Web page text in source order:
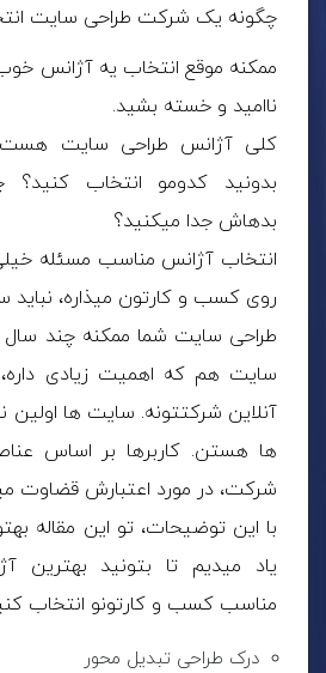
چگونه یک شرکت طراحی سایت
ممکنه موقع انتخاب یه آژانس
ناامید و خسته بشید.
کلی آژانس طراحی سایت هست،
بدونید کدومو انتخاب کنید؟
بدهاش جدا میکنید؟
انتخاب آژانس مناسب مسئله
روی کسب و کارتون میذاره،
طراحی سایت شما ممکنه چند سال
سایت هم که اهمیت زیادی
آنلاین شرکتتونه. سایت ها اولین
ها هستن. کاربرها بر اساس
شرکت، در مورد اعتبارش قضاوت
با این توضیحات، تو این مقاله
یاد میدیم تا بتونید بهترین
مناسب کسب و کارتونو انتخاب
درک طراحی تبدیل محور